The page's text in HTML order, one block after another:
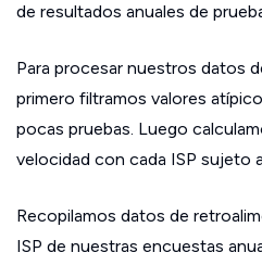
de resultados anuales de
Para procesar nuestros datos
primero filtramos valores
pocas pruebas. Luego
velocidad con cada ISP sujeto
Recopilamos datos de
ISP de nuestras encuestas